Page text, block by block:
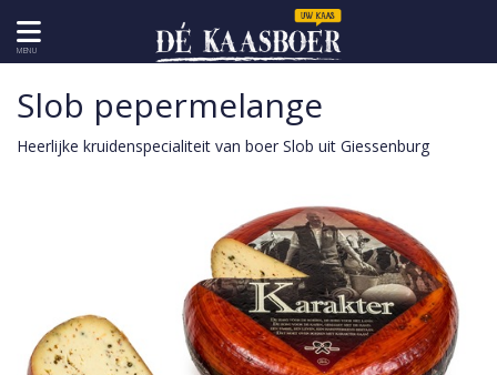
MENU
Slob pepermelange
Heerlijke kruidenspecialiteit van boer Slob uit Giessenburg